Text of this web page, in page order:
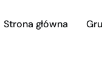
Strona główna